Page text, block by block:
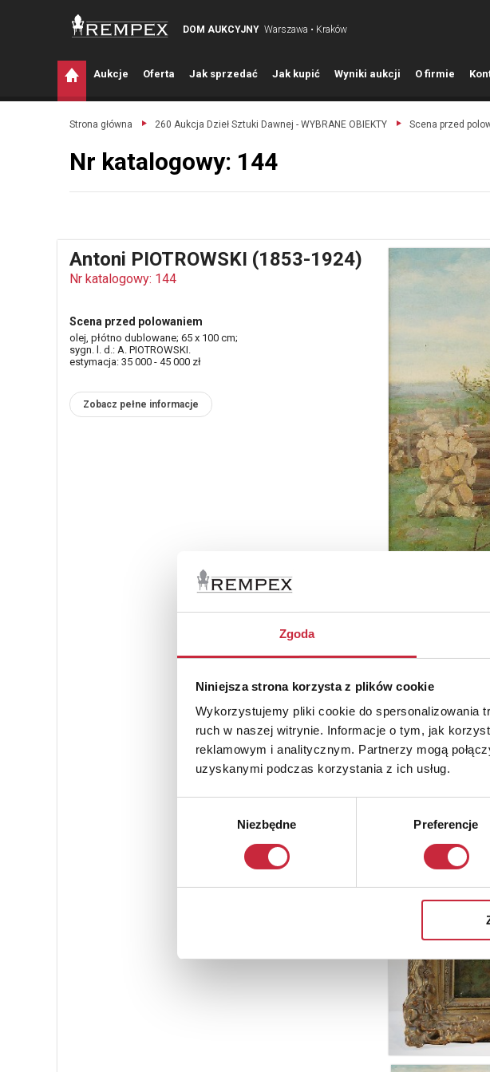
Zgoda
Niniejsza strona korzysta z plików cookie
Wykorzystujemy pliki cookie do spersonalizowania
ruch w naszej witrynie. Informacje o tym, jak
reklamowym i analitycznym. Partnerzy mogą
uzyskanymi podczas korzystania z ich usług.
Niezbędne Preferencje
DOM AUKCYJNY Warszawa • Kraków
Aukcje Oferta Jak sprzedać Jak kupić Wyniki aukcji O firmie K
Strona główna 260 Aukcja Dzieł Sztuki Dawnej - WYBRANE OBIEKTY Scena przed
Nr katalogowy: 144
Antoni PIOTROWSKI (1853-1924)
Nr katalogowy: 144
Scena przed polowaniem
olej, płótno dublowane; 65 x 100 cm;
sygn. l. d.: A. PIOTROWSKI.
estymacja: 35 000 - 45 000 zł
Zobacz pełne informacje